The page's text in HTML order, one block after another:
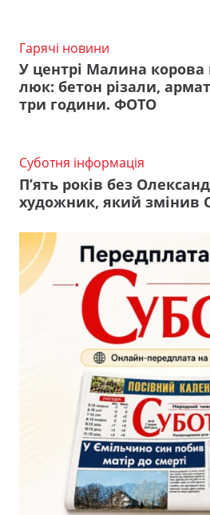
Гарячі новини
У центрі Малина корова
люк: бетон різали,
три години. ФОТО
Суботня інформація
П’ять років без
художник, який змінив